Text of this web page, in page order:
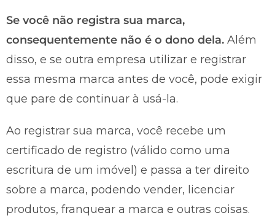
Se você não registra sua marca,
consequentemente não é o dono dela. Além
disso, e se outra empresa utilizar e registrar
essa mesma marca antes de você, pode exigir
que pare de continuar à usá-la.
Ao registrar sua marca, você recebe um
certificado de registro (válido como uma
escritura de um imóvel) e passa a ter direito
sobre a marca, podendo vender, licenciar
produtos, franquear a marca e outras coisas.